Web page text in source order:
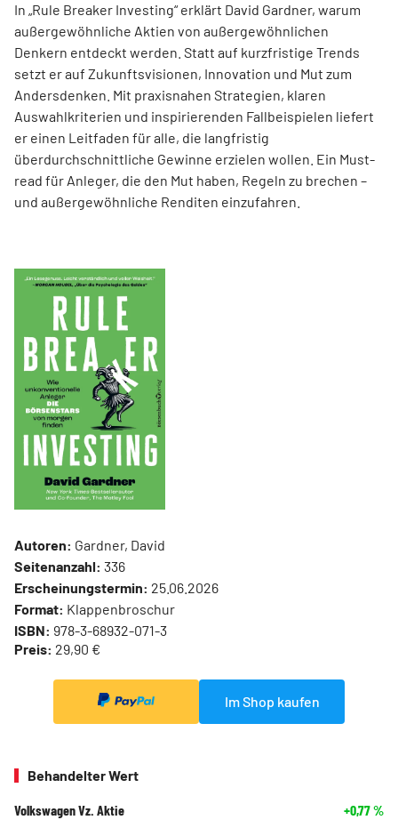
In „Rule Breaker Investing“ erklärt David Gardner, warum
außergewöhnliche Aktien von außer­gewöhnlichen
Denkern entdeckt werden. Statt auf kurzfristige Trends
setzt er auf Zukunftsvisionen, Innovation und Mut zum
Andersdenken. Mit praxisnahen Strategien, klaren
Auswahlkriterien und inspirierenden Fallbeispielen liefert
er einen Leit­faden für alle, die langfristig
überdurchschnittliche Gewinne erzielen wollen. Ein Must-
read für Anleger, die den Mut haben, Regeln zu brechen –
und außergewöhnliche Renditen einzufahren.
Autoren: Gardner, David
Seitenanzahl: 336
Erscheinungstermin: 25.06.2026
Format: Klappenbroschur
ISBN: 978-3-68932-071-3
Preis: 29,90 €
Im Shop kaufen
Behandelter Wert
Volkswagen Vz. Aktie +0,77%